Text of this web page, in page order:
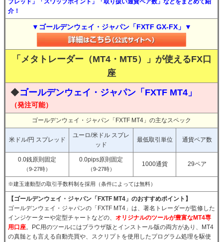
プレッド」「スワップポイント」「取り扱い通貨ペア数」などをまとめて紹
介！
▼ゴールデンウェイ・ジャパン「FXTF GX-FX」▼
「メタトレーダー（MT4・MT5）」が使えるFX口
座
◆ゴールデンウェイ・ジャパン「FXTF MT4」
（発注可能）
ゴールデンウェイ・ジャパン「FXTF MT4」の主なスペック
米ドル/円 スプレッド
ユーロ/米ドル スプレ
ッド
最低取引単位 通貨ペア数
0.0銭原則固定
（9-27時）
0.0pips原則固定
（9-27時）
1000通貨 29ペア
※建玉連動型の取引手数料制を採用（条件によっては無料）
【ゴールデンウェイ・ジャパン「FXTF MT4」のおすすめポイント】
ゴールデンウェイ・ジャパンの「FXTF MT4」は、著名トレーダーが監修した
インジケーターや定型チャートなどの、 オリジナルのツールが豊富なMT4専
用口座。PC用のツールにはブラウザ版とインストール版の両方があり、MT4
の真髄とも言える自動売買や、スクリプトを使用したプログラム処理を駆使